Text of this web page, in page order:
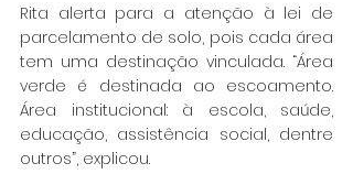
Rita alerta para a atenção à lei de
parcelamento de solo, pois cada área
tem uma destinação vinculada. “Área
verde é destinada ao escoamento.
Área institucional: à escola, saúde,
educação, assistência social, dentre
outros”, explicou.